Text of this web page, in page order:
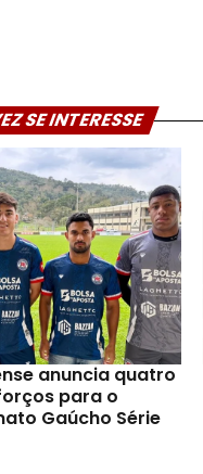
SE INTERESSE
anuncia quatro
para o
Gaúcho Série